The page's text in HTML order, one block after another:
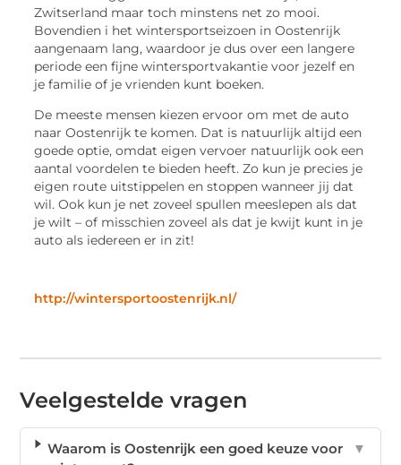
Zwitserland maar toch minstens net zo mooi.
Bovendien i het wintersportseizoen in Oostenrijk
aangenaam lang, waardoor je dus over een langere
periode een fijne wintersportvakantie voor jezelf en
je familie of je vrienden kunt boeken.
De meeste mensen kiezen ervoor om met de auto
naar Oostenrijk te komen. Dat is natuurlijk altijd een
goede optie, omdat eigen vervoer natuurlijk ook een
aantal voordelen te bieden heeft. Zo kun je precies je
eigen route uitstippelen en stoppen wanneer jij dat
wil. Ook kun je net zoveel spullen meeslepen als dat
je wilt – of misschien zoveel als dat je kwijt kunt in je
auto als iedereen er in zit!
http://wintersportoostenrijk.nl/
Veelgestelde vragen
Waarom is Oostenrijk een goed keuze voor
▼